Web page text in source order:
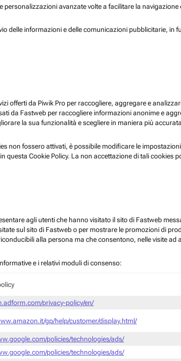
avanzate volte a facilitare la
delle informazioni e delle comunicazioni pubblicitarie, in
offerti da Piwik Pro per raccogliere, aggregare e
da Fastweb per raccogliere informazioni anonime e
la sua funzionalità e scegliere in maniera più
non fossero attivati, è possibile modificare le
questa Cookie Policy. La non accettazione di tali cookies
agli utenti che hanno visitato il sito di Fastweb
sul sito di Fastweb o per mostrare le promozioni di
alla persona ma che consentono, nelle visite
e i relativi moduli di consenso:
privacy-policy/en/
gp/help/customer/display.html/
policies/technologies/ads/
policies/technologies/ads/